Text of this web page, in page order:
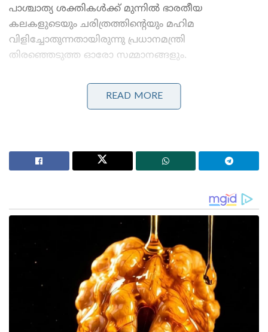
പാശ്ചാത്യ ശക്തികൾക്ക് മുന്നിൽ ഭാരതീയ
കലകളുടെയും ചരിത്രത്തിന്റെയും മഹിമ
വിളിച്ചോതുന്നതായിരുന്നു പ്രധാനമന്ത്രി
തിരഞ്ഞെടുത്ത ഓരോ സമ്മാനങ്ങളും.
Stories you may like
മുതിർന്ന പോലീസ് ഉദ്യോഗസ്ഥനെ മർദ്ദിച്ചു, ഇൽതിജ
മുഫ്തിക്കെതിരെ കേസ്: വനിതാ പോലീസ് കയ്യേറ്റം
ഫ്രഞ്ച് പ്രസിഡന്റ് ഇമ്മാനുവൽ മാക്രോണിന്റെ പത്നി
ബ്രിജിറ്റ് മാക്രോണിന് പ്രധാനമന്ത്രി സമ്മാനിച്ചത്
തെലങ്കാനയുടെ അഭിമാനമായ പോച്ചമ്പള്ളി സിൽക്ക്
സ്റ്റോളാണ് (Pochampally Silk Stole). പരമ്പരാഗതമായ
‘ഇക്കത്ത്’ (Ikat) ടൈ-ആൻഡ്-ഡൈ സാങ്കേതികവിദ്യ
ഉപയോഗിച്ച് നെയ്തെടുത്ത ഈ വസ്ത്രം, അതിന്റെ
സങ്കീർണ്ണമായ ജ്യാമിതീയ രൂപങ്ങൾക്കും പുഷ്പ
രൂപരേഖകൾക്കും അന്താരാഷ്ട്ര തലത്തിൽ തന്നെ
READ MORE